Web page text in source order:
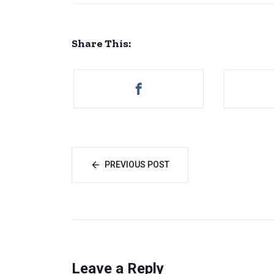
Share This:
PREVIOUS POST
Leave a Reply